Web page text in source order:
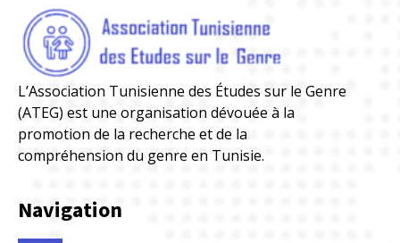
L’Association Tunisienne des Études sur le Genre
(ATEG) est une organisation dévouée à la
promotion de la recherche et de la
compréhension du genre en Tunisie.
Navigation